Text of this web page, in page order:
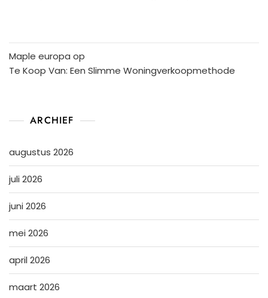
Maple europa op
Te Koop Van: Een Slimme Woningverkoopmethode
ARCHIEF
augustus 2026
juli 2026
juni 2026
mei 2026
april 2026
maart 2026